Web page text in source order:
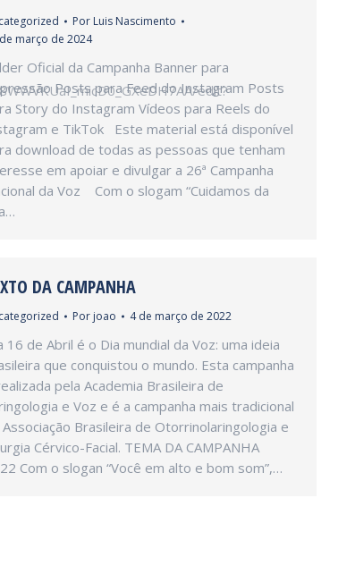
edit?
Por Luis Nascimento
março de 2024
Oficial da Campanha Banner para
Posts para Feed do Instagram Posts
Story do Instagram Vídeos para Reels do
e TikTok Este material está disponível
download de todas as pessoas que tenham
em apoiar e divulgar a 26ª Campanha
da Voz Com o slogam “Cuidamos da
DA CAMPANHA
Por joao 4 de março de 2022
16 de Abril é o Dia mundial da Voz: uma ideia
que conquistou o mundo. Esta campanha
pela Academia Brasileira de
e Voz e é a campanha mais tradicional
Associação Brasileira de Otorrinolaringologia e
Cérvico-Facial. TEMA DA CAMPANHA
Com o slogan “Você em alto e bom som”,…